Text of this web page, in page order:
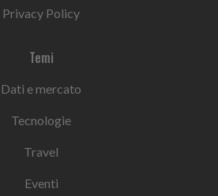
Privacy Policy
Temi
Dati e mercato
Tecnologie
Travel
Eventi